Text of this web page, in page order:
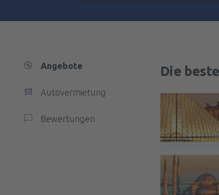
Angebote
Autovermietung
Bewertungen
Die